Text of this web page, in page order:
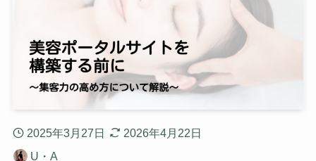
2025年3月27日
2026年4月22日
U・A